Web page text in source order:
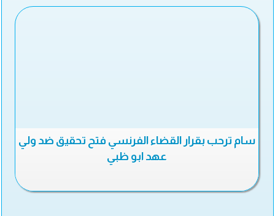
سام ترحب بقرار القضاء الفرنسي فتح تحقيق ضد ولي
عهد ابو ظبي